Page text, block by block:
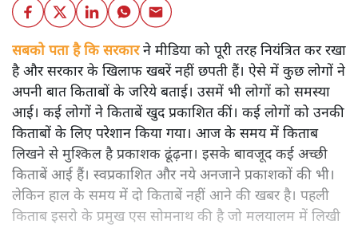
सबको पता है कि सरकारने मीडिया को पूरी तरह नियंत्रित कर रखा
है और सरकार के खिलाफ खबरें नहीं छपती हैं। ऐसे में कुछ लोगों ने
अपनी बात किताबों के जरिये बताई। उसमें भी लोगों को समस्या
आई। कई लोगों ने किताबें खुद प्रकाशित कीं। कई लोगों को उनकी
किताबों के लिए परेशान किया गया। आज के समय में किताब
लिखने से मुश्किल है प्रकाशक ढूंढ़ना। इसके बावजूद कई अच्छी
किताबें आई हैं। स्वप्रकाशित और नये अनजाने प्रकाशकों की भी।
लेकिन हाल के समय में दो किताबें नहीं आने की खबर है। पहली
किताब इसरो के प्रमुख एस सोमनाथ की है जो मलयालम में लिखी